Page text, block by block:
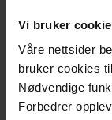
Vi bruker
Våre nettsider
bruker cookies
Nødvendige
Forbedrer